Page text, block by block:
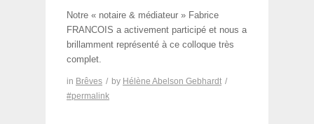
Notre « notaire & médiateur » Fabrice
FRANCOIS a activement participé et nous a
brillamment représenté à ce colloque très
complet.
in Brêves / by Hélène Abelson Gebhardt /
#permalink